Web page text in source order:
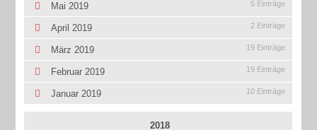
Mai 2019 5 Einträge
April 2019 2 Einträge
März 2019 19 Einträge
Februar 2019 19 Einträge
Januar 2019 10 Einträge
2018